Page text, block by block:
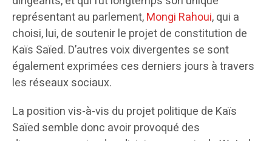
représentant au parlement,Mongi Rahoui, qui a
choisi, lui, de soutenir le projet de constitution de
Kaïs Saïed. D’autres voix divergentes se sont
également exprimées ces derniers jours à travers
les réseaux sociaux.
La position vis-à-vis du projet politique de Kaïs
Saïed semble donc avoir provoqué des